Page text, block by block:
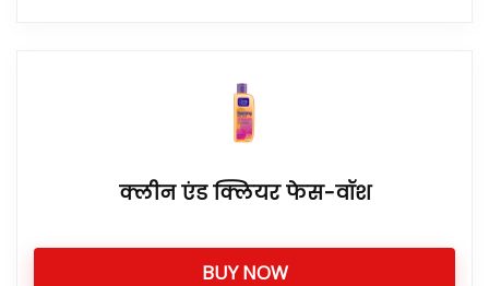
क्लीन एंड क्लियर फेस-वॉश
BUY NOW